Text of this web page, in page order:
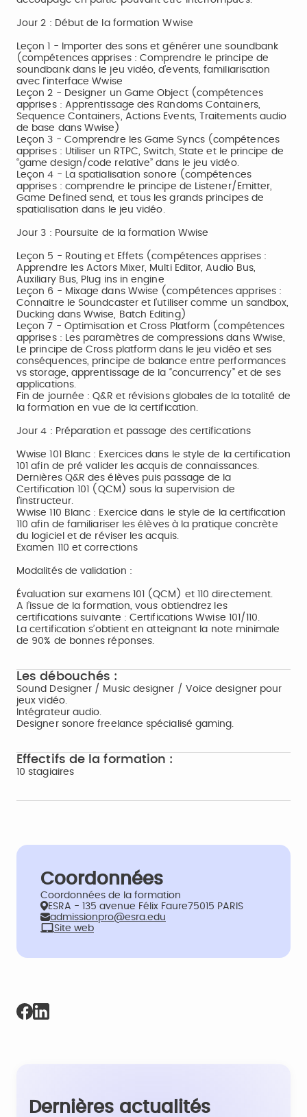
Jour 2 : Début de la formation Wwise
Leçon 1 - Importer des sons et générer une soundbank
(compétences apprises : Comprendre le principe de
soundbank dans le jeu vidéo, d’events, familiarisation
avec l’interface Wwise
Leçon 2 - Designer un Game Object (compétences
apprises : Apprentissage des Randoms Containers,
Sequence Containers, Actions Events, Traitements audio
de base dans Wwise)
Leçon 3 - Comprendre les Game Syncs (compétences
apprises : Utiliser un RTPC, Switch, State et le principe de
“game design/code relative” dans le jeu vidéo.
Leçon 4 - La spatialisation sonore (compétences
apprises : comprendre le principe de Listener/Emitter,
Game Defined send, et tous les grands principes de
spatialisation dans le jeu vidéo.
Jour 3 : Poursuite de la formation Wwise
Leçon 5 - Routing et Effets (compétences apprises :
Apprendre les Actors Mixer, Multi Editor, Audio Bus,
Auxiliary Bus, Plug ins in engine
Leçon 6 - Mixage dans Wwise (compétences apprises :
Connaitre le Soundcaster et l’utiliser comme un sandbox,
Ducking dans Wwise, Batch Editing)
Leçon 7 - Optimisation et Cross Platform (compétences
apprises : Les paramètres de compressions dans Wwise,
Le principe de Cross platform dans le jeu vidéo et ses
conséquences, principe de balance entre performances
vs storage, apprentissage de la “concurrency” et de ses
applications.
Fin de journée : Q&R et révisions globales de la totalité de
la formation en vue de la certification.
Jour 4 : Préparation et passage des certifications
Wwise 101 Blanc : Exercices dans le style de la certification
101 afin de pré valider les acquis de connaissances.
Dernières Q&R des élèves puis passage de la
Certification 101 (QCM) sous la supervision de
l’instructeur.
Wwise 110 Blanc : Exercice dans le style de la certification
110 afin de familiariser les élèves à la pratique concrète
du logiciel et de réviser les acquis.
Examen 110 et corrections
Modalités de validation :
Évaluation sur examens 101 (QCM) et 110 directement.
A l’issue de la formation, vous obtiendrez les
certifications suivante : Certifications Wwise 101/110.
La certification s’obtient en atteignant la note minimale
de 90% de bonnes réponses.
Les débouchés :
Sound Designer / Music designer / Voice designer pour
jeux vidéo.
Intégrateur audio.
Designer sonore freelance spécialisé gaming.
Effectifs de la formation :
10 stagiaires
Coordonnées
Coordonnées de la formation
ESRA - 135 avenue Félix Faure75015 PARIS
admissionpro@esra.edu
Site web
Dernières actualités